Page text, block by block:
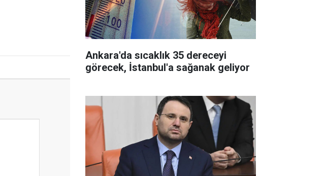
Ankara'da sıcaklık 35 dereceyi
görecek, İstanbul'a sağanak geliyor